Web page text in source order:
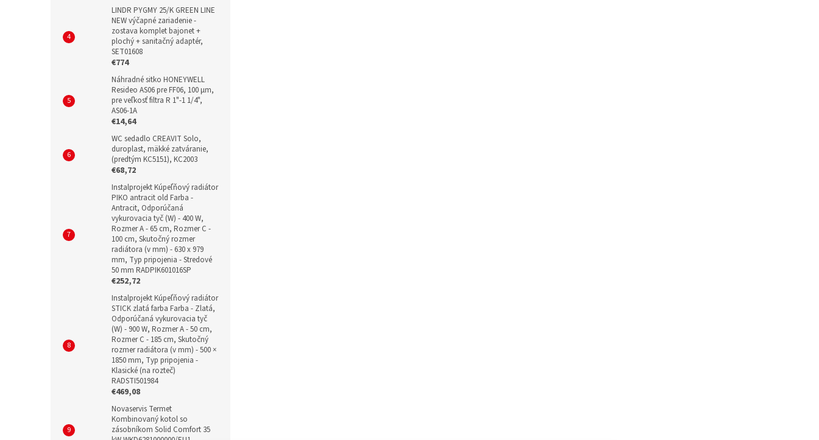
LINDR PYGMY 25/K GREEN LINE
NEW výčapné zariadenie -
zostava komplet bajonet +
plochý + sanitačný adaptér,
SET01608
€774
Náhradné sitko HONEYWELL
Resideo AS06 pre FF06, 100 µm,
pre veľkosť filtra R 1"-1 1/4",
AS06-1A
€14,64
WC sedadlo CREAVIT Solo,
duroplast, mäkké zatváranie,
(predtým KC5151), KC2003
€68,72
Instalprojekt Kúpeľňový radiátor
PIKO antracit old Farba -
Antracit, Odporúčaná
vykurovacia tyč (W) - 400 W,
Rozmer A - 65 cm, Rozmer C -
100 cm, Skutočný rozmer
radiátora (v mm) - 630 x 979
mm, Typ pripojenia - Stredové
50 mm RADPIK601016SP
€252,72
Instalprojekt Kúpeľňový radiátor
STICK zlatá farba Farba - Zlatá,
Odporúčaná vykurovacia tyč
(W) - 900 W, Rozmer A - 50 cm,
Rozmer C - 185 cm, Skutočný
rozmer radiátora (v mm) - 500 ×
1850 mm, Typ pripojenia -
Klasické (na rozteč)
RADSTI501984
€469,08
Novaservis Termet
Kombinovaný kotol so
zásobníkom Solid Comfort 35